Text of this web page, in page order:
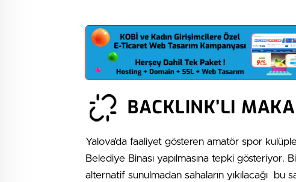
Yalova’da faaliyet gösteren amatör spor
Belediye Binası yapılmasına tepki gösteriyor.
alternatif sunulmadan sahaların yıkılacağı